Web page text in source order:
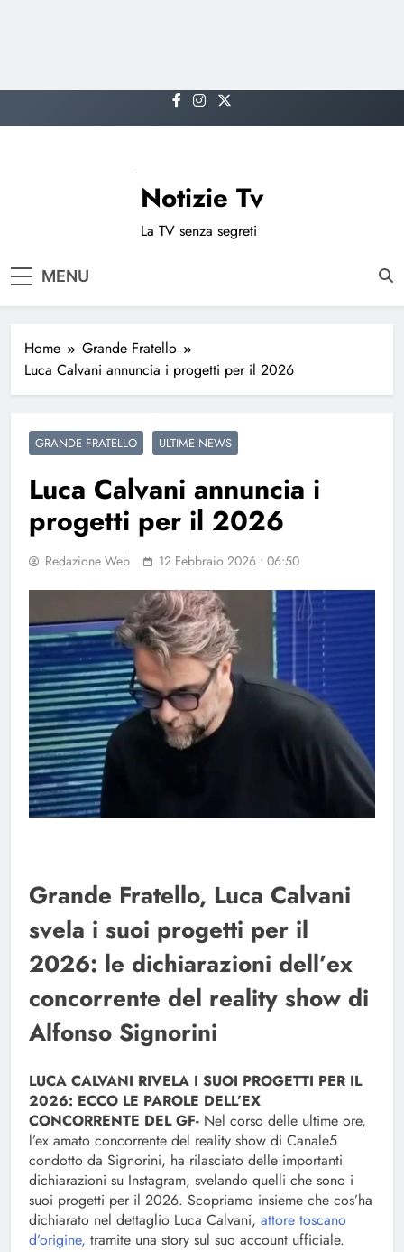
to
Notizie Tv
La TV senza segreti
MENU
Home
Grande Fratello
Luca Calvani annuncia i progetti per il 2026
GRANDE FRATELLO ULTIME NEWS
Luca Calvani annuncia i
progetti per il 2026
Redazione Web 12 Febbraio 2026 • 06:50
Grande Fratello, Luca Calvani
svela i suoi progetti per il
2026: le dichiarazioni dell’ex
concorrente del reality show di
Alfonso Signorini
LUCA CALVANI RIVELA I SUOI PROGETTI PER IL
2026: ECCO LE PAROLE DELL’EX
CONCORRENTE DEL GF- Nel corso delle ultime ore,
l’ex amato concorrente del reality show di Canale5
condotto da Signorini, ha rilasciato delle importanti
dichiarazioni su Instagram, svelando quelli che sono i
suoi progetti per il 2026. Scopriamo insieme che cos’ha
dichiarato nel dettaglio Luca Calvani, attore toscano
d’origine, tramite una story sul suo account ufficiale.